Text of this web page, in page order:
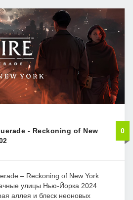
- Reckoning of New
0
– Reckoning of New York
улицы Нью-Йорка 2024
аллея и блеск неоновых